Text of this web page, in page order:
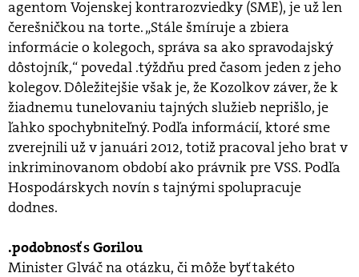
agentom Vojenskej kontrarozviedky (SME), je už len
čerešničkou na torte. „Stále šmíruje a zbiera
informácie o kolegoch, správa sa ako spravodajský
dôstojník,“ povedal .týždňu pred časom jeden z jeho
kolegov. Dôležitejšie však je, že Kozolkov záver, že k
žiadnemu tunelovaniu tajných služieb neprišlo, je
ľahko spochybniteľný. Podľa informácií, ktoré sme
zverejnili už v januári 2012, totiž pracoval jeho brat v
inkriminovanom období ako právnik pre VSS. Podľa
Hospodárskych novín s tajnými spolupracuje
dodnes.
.podobnosť s Gorilou
Minister Glváč na otázku, či môže byť takéto